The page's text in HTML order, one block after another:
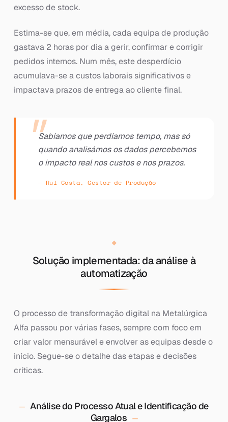
excesso de stock.
Estima-se que, em média, cada equipa de produção
gastava 2 horas por dia a gerir, confirmar e corrigir
pedidos internos. Num mês, este desperdício
acumulava-se a custos laborais significativos e
impactava prazos de entrega ao cliente final.
Sabíamos que perdíamos tempo, mas só
quando analisámos os dados percebemos
o impacto real nos custos e nos prazos.
Rui Costa, Gestor de Produção
Solução implementada: da análise à
automatização
O processo de transformação digital na Metalúrgica
Alfa passou por várias fases, sempre com foco em
criar valor mensurável e envolver as equipas desde o
início. Segue-se o detalhe das etapas e decisões
críticas.
Análise do Processo Atual e Identificação de
Gargalos